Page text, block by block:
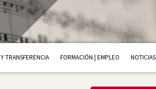
TRANSFERENCIA FORMACIÓN | EMPLEO NOTICIAS